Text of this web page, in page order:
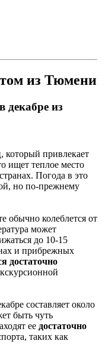
из Тюмени
декабре из
привлекает
ищет теплое место
Погода в это
но по-прежнему
обычно колеблется от
может
до 10-15
и прибрежных
достаточно
составляет около
быть чуть
ее достаточно
таких как